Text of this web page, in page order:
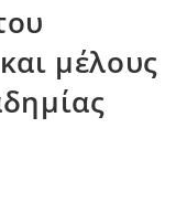
μέλους